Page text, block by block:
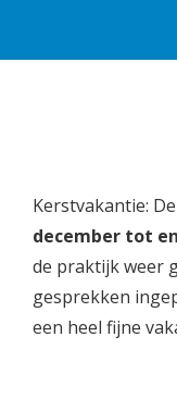
Kerstvakantie:
december tot
de praktijk weer
gesprekken
een heel fijne